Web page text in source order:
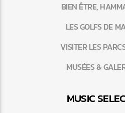
BIEN ÊTRE,
LES GOLFS DE
VISITER LES
MUSÉES &
MUSIC